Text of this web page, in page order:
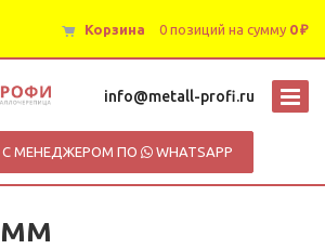
Корзина 0 позиций на сумму 0 ₽
info@metall-profi.ru
С МЕНЕДЖЕРОМ ПО WHATSAPP
мм